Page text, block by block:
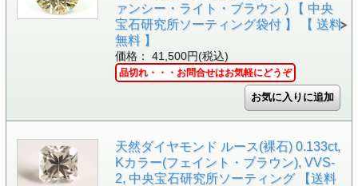
ァンシー・ライト・ブラウン ) 【 中央
宝石研究所ソーティング袋付 】 【 送料
無料 】
価格： 41,500円(税込)
品切れ・・・お問合せはお気軽にどうぞ
天然ダイヤモンド ルース(裸石) 0.133ct,
Kカラー(フェイント・ブラウン), VVS-
2, 中央宝石研究所ソーティング 【送料